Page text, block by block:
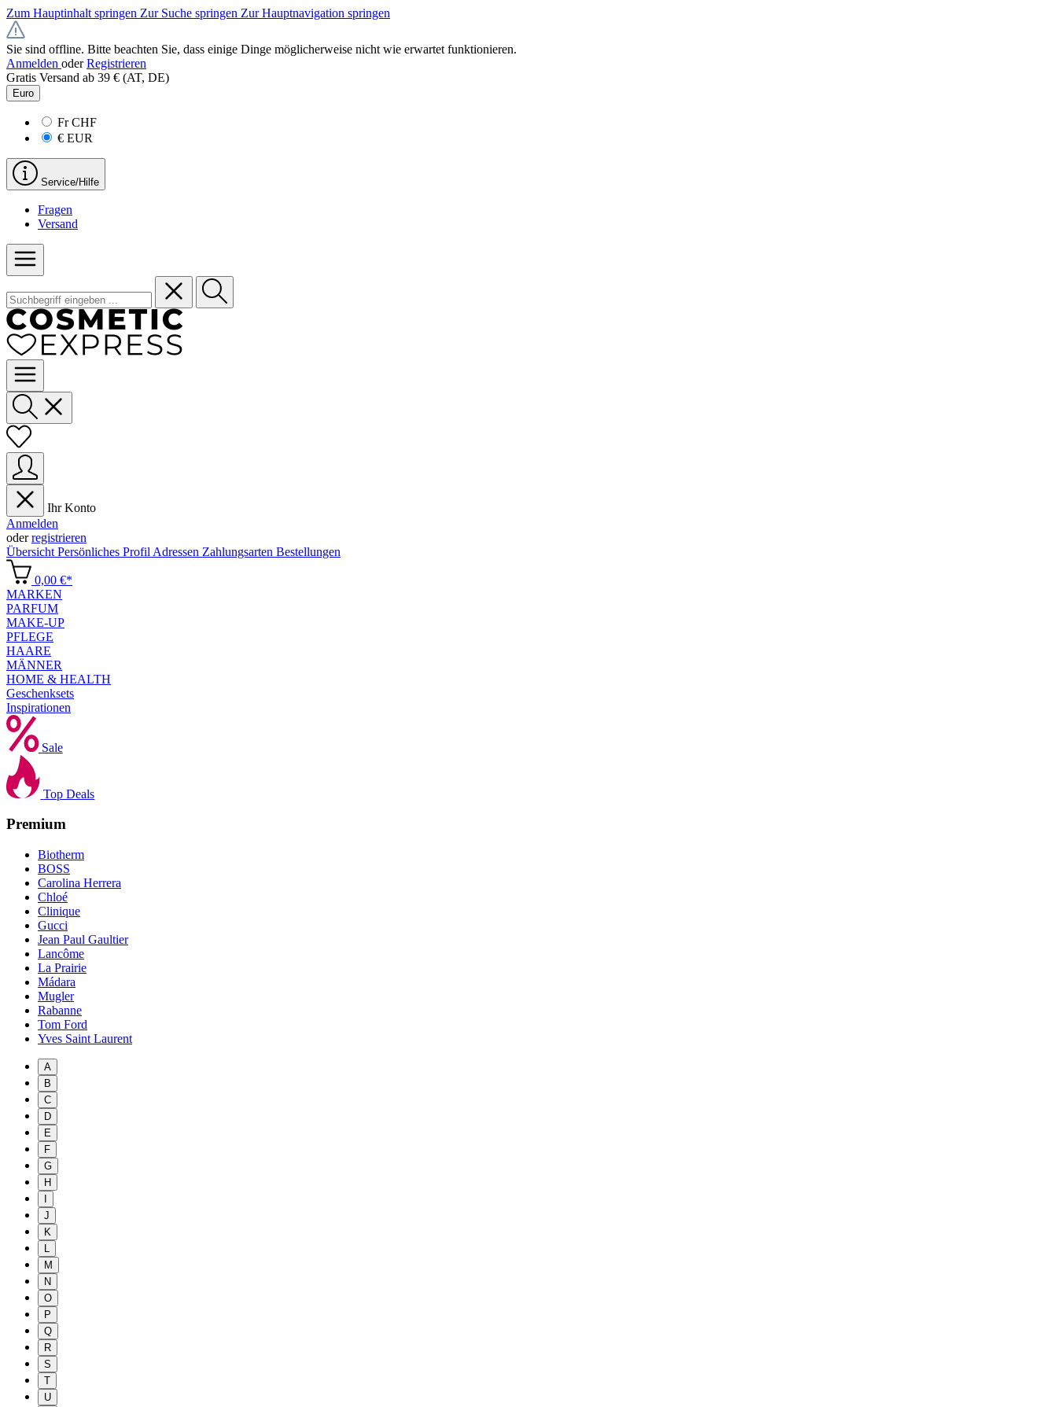
Zum Hauptinhalt springen Zur Suche springen Zur Hauptnavigation springen
Sie sind offline. Bitte beachten Sie, dass einige Dinge möglicherweise nicht wie erwartet funktionieren.
Anmelden oder Registrieren
Gratis Versand ab 39 € (AT, DE)
Euro
FrCHF
€ EUR
Service/Hilfe
Fragen
Versand
Ihr Konto
Anmelden
oderregistrieren
Übersicht Persönliches Profil Adressen Zahlungsarten Bestellungen
0,00 €*
MARKEN
PARFUM
MAKE-UP
PFLEGE
HAARE
MÄNNER
HOME & HEALTH
Geschenksets
Inspirationen
Sale
Top Deals
Premium
Biotherm
BOSS
Carolina Herrera
Chloé
Clinique
Gucci
Jean Paul Gaultier
Lancôme
La Prairie
Mádara
Mugler
Rabanne
Tom Ford
Yves Saint Laurent
A
B
C
D
E
F
G
H
J
K
L
M
N
O
P
Q
R
S
T
U